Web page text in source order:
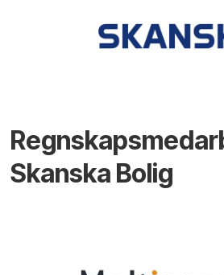
Skanska Bolig